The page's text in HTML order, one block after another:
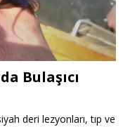
Bulaşıcı
deri lezyonları, tıp ve